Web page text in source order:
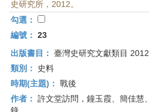
史研究所，2012。
勾選：
編號： 23
出版書目： 臺灣史研究文獻類目
類別：
史料
時期(主題)： 戰後
作者： 許文堂訪問，鐘玉霞、簡佳慧